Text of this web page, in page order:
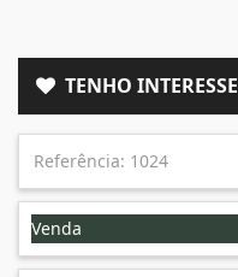
TENHO INTERESSE
Venda